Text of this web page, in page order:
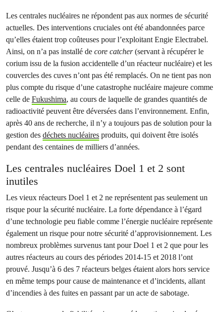
Les centrales nucléaires ne répondent pas aux normes de sécurité
actuelles. Des interventions cruciales ont été abandonnées parce
qu’elles étaient trop coûteuses pour l’exploitant Engie Electrabel.
Ainsi, on n’a pas installé de core catcher(servant à récupérer le
corium issu de la fusion accidentelle d’un réacteur nucléaire) et les
couvercles des cuves n’ont pas été remplacés. On ne tient pas non
plus compte du risque d’une catastrophe nucléaire majeure comme
celle de Fukushima, au cours de laquelle de grandes quantités de
radioactivité peuvent être déversées dans l’environnement. Enfin,
après 40 ans de recherche, il n’y a toujours pas de solution pour la
gestion des déchets nucléaires produits, qui doivent être isolés
pendant des centaines de milliers d’années.
Les centrales nucléaires Doel 1 et 2 sont
inutiles
Les vieux réacteurs Doel 1 et 2 ne représentent pas seulement un
risque pour la sécurité nucléaire. La forte dépendance à l’égard
d’une technologie peu fiable comme l’énergie nucléaire représente
également un risque pour notre sécurité d’approvisionnement. Les
nombreux problèmes survenus tant pour Doel 1 et 2 que pour les
autres réacteurs au cours des périodes 2014-15 et 2018 l’ont
prouvé. Jusqu’à 6 des 7 réacteurs belges étaient alors hors service
en même temps pour cause de maintenance et d’incidents, allant
d’incendies à des fuites en passant par un acte de sabotage.